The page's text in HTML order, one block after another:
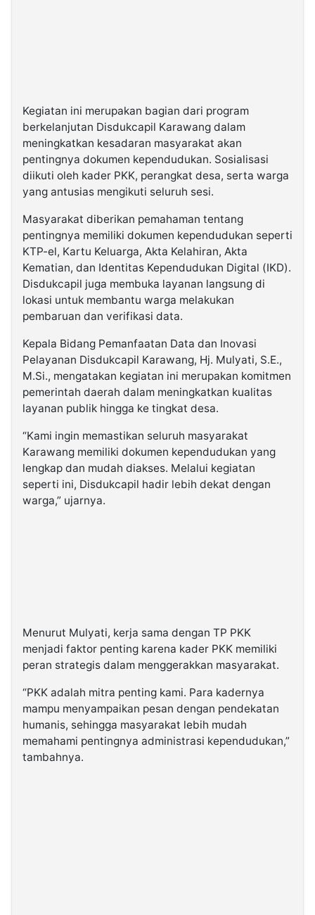
Kegiatan ini merupakan bagian dari program
berkelanjutan Disdukcapil Karawang dalam
meningkatkan kesadaran masyarakat akan
pentingnya dokumen kependudukan. Sosialisasi
diikuti oleh kader PKK, perangkat desa, serta warga
yang antusias mengikuti seluruh sesi.
Masyarakat diberikan pemahaman tentang
pentingnya memiliki dokumen kependudukan seperti
KTP-el, Kartu Keluarga, Akta Kelahiran, Akta
Kematian, dan Identitas Kependudukan Digital (IKD).
Disdukcapil juga membuka layanan langsung di
lokasi untuk membantu warga melakukan
pembaruan dan verifikasi data.
Kepala Bidang Pemanfaatan Data dan Inovasi
Pelayanan Disdukcapil Karawang, Hj. Mulyati, S.E.,
M.Si., mengatakan kegiatan ini merupakan komitmen
pemerintah daerah dalam meningkatkan kualitas
layanan publik hingga ke tingkat desa.
“Kami ingin memastikan seluruh masyarakat
Karawang memiliki dokumen kependudukan yang
lengkap dan mudah diakses. Melalui kegiatan
seperti ini, Disdukcapil hadir lebih dekat dengan
warga,” ujarnya.
Menurut Mulyati, kerja sama dengan TP PKK
menjadi faktor penting karena kader PKK memiliki
peran strategis dalam menggerakkan masyarakat.
“PKK adalah mitra penting kami. Para kadernya
mampu menyampaikan pesan dengan pendekatan
humanis, sehingga masyarakat lebih mudah
memahami pentingnya administrasi kependudukan,”
tambahnya.